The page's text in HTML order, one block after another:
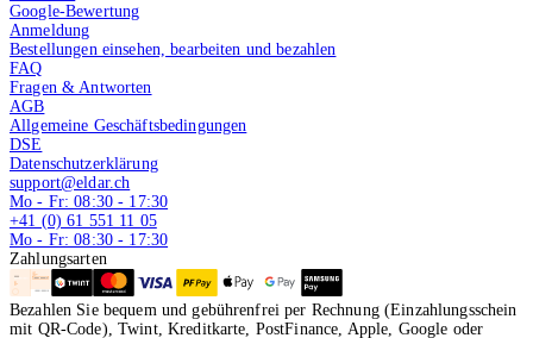
Google-Bewertung
Anmeldung
Bestellungen einsehen, bearbeiten und bezahlen
FAQ
Fragen & Antworten
AGB
Allgemeine Geschäftsbedingungen
DSE
Datenschutzerklärung
support@eldar.ch
Mo - Fr: 08:30 - 17:30
+41 (0) 61 551 11 05
Mo - Fr: 08:30 - 17:30
Zahlungsarten
Bezahlen Sie bequem und gebührenfrei per Rechnung (Einzahlungsschein
mit QR-Code), Twint, Kreditkarte, PostFinance, Apple, Google oder